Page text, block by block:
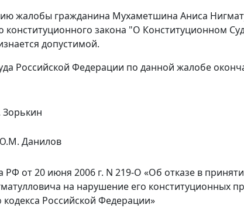
жалобы гражданина Мухаметшина Аниса
конституционного закона "О Конституционном
допустимой.
Российской Федерации по данной жалобе
Зорькин
Данилов
РФ от 20 июня 2006 г. N 219-О «Об отказе в
на нарушение его конституционных
Российской Федерации»